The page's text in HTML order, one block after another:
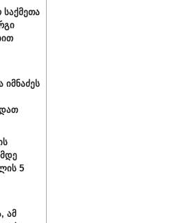
იმნაძეს
5
ამ